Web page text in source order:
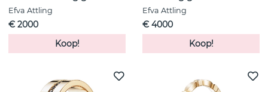
Efva Attling
€ 2000
Koop!
Efva Attling
€ 4000
Koop!